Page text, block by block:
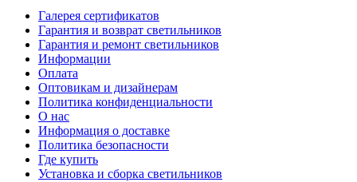
Галерея сертификатов
Гарантия и возврат светильников
Гарантия и ремонт светильников
Информации
Оплата
Оптовикам и дизайнерам
Политика конфиденциальности
О нас
Информация о доставке
Политика безопасности
Где купить
Установка и сборка светильников